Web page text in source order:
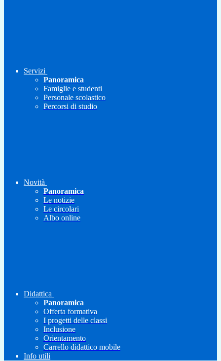
Servizi
Panoramica
Famiglie e studenti
Personale scolastico
Percorsi di studio
Novità
Panoramica
Le notizie
Le circolari
Albo online
Didattica
Panoramica
Offerta formativa
I progetti delle classi
Inclusione
Orientamento
Carrello didattico mobile
Info utili